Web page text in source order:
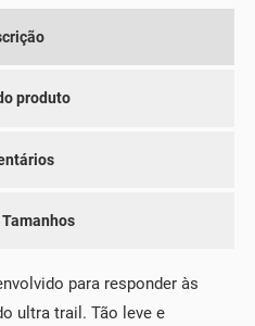
produto
para responder às
ultra trail. Tão leve e